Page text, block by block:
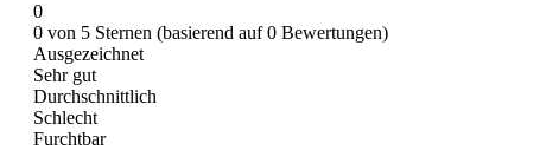
0
0 von 5 Sternen (basierend auf 0 Bewertungen)
Ausgezeichnet
Sehr gut
Durchschnittlich
Schlecht
Furchtbar